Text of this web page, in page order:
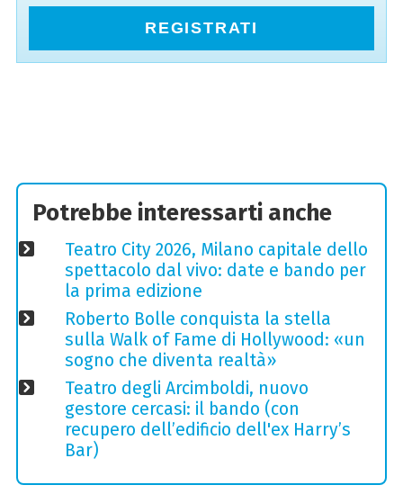
REGISTRATI
Potrebbe interessarti anche
Teatro City 2026, Milano capitale dello
spettacolo dal vivo: date e bando per
la prima edizione
Roberto Bolle conquista la stella
sulla Walk of Fame di Hollywood: «un
sogno che diventa realtà»
Teatro degli Arcimboldi, nuovo
gestore cercasi: il bando (con
recupero dell’edificio dell'ex Harry’s
Bar)